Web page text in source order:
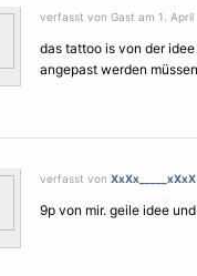
verfasst von Gast am 1. April
das tattoo is von der
angepast werden
verfasst von XxXx_____xXxX
9p von mir. geile idee